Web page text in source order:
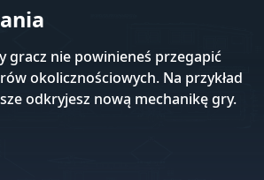
gracz nie powinieneś przegapić
okolicznościowych. Na przykład
odkryjesz nową mechanikę gry.